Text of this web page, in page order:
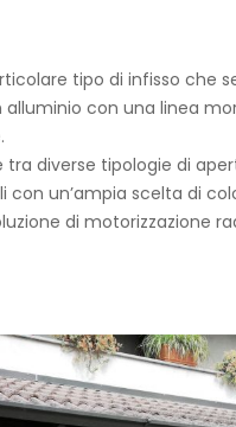
tipo di infisso che
con una linea
tra diverse tipologie di
con un’ampia scelta di
di motorizzazione